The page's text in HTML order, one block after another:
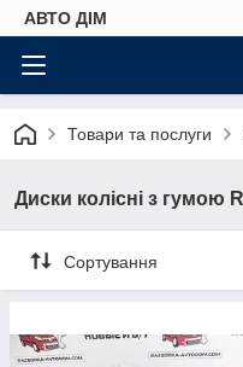
АВТО ДIМ
Товари та послуги
Диски колісні з гумою
Сортування